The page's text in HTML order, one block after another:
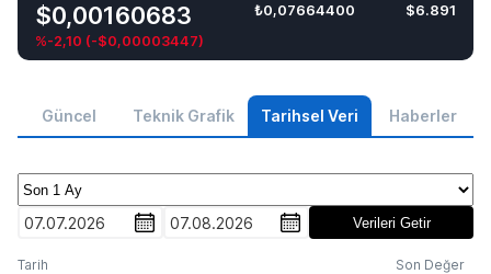
$0,00160683
%-2,10 (-$0,00003447)
₺0,07664400 $6.891
Güncel Teknik Grafik Tarihsel Veri Haberler
07.07.2026 07.08.2026 Verileri Getir
Tarih Son Değer